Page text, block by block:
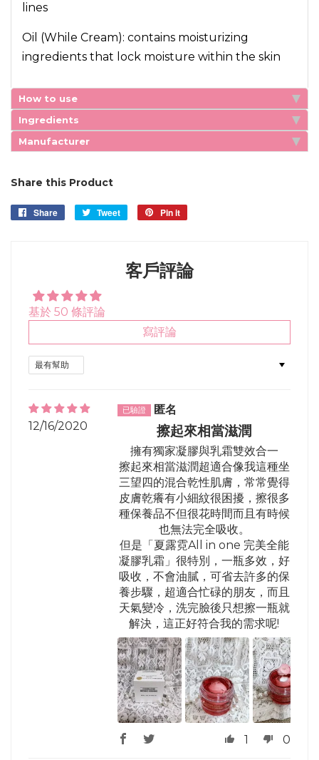
lines
Oil (While Cream): contains moisturizing
ingredients that lock moisture within the skin
How to use
Ingredients
Manufacturer
Share this Product
Share
Share
Tweet
Tweet
Pin it
客戶評論
基於 50 條評論
寫評論
12/16/2020
匿名
擦起來相當滋潤
擁有獨家凝膠與乳霜雙效合一
擦起來相當滋潤超適合像我這種坐
三望四的混合乾性肌膚，常常覺得
皮膚乾癢有小細紋很困擾，擦很多
種保養品不但很花時間而且有時候
也無法完全吸收。
但是「夏露霓All in one 完美全能
凝膠乳霜」很特別，一瓶多效，好
吸收，不會油膩，可省去許多的保
養步驟，超適合忙碌的朋友，而且
天氣變冷，洗完臉後只想擦一瓶就
解決，這正好符合我的需求呢!
1 0